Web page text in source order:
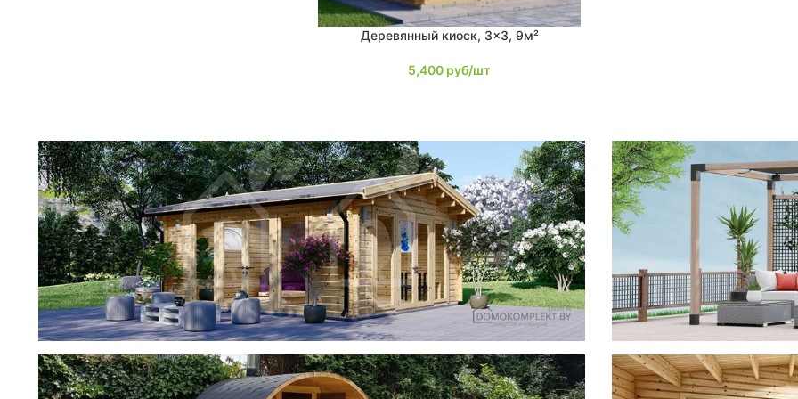
3,02 1
3,17 2
3,6 4
3,4 3
3,24 3
3,46 2
3,28 2
В КОРЗИНУДеревянный киоск, 3×3, 9м²
5,400 руб/шт
фотогалерея